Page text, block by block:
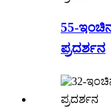
55-
ಪ್ರದರ್ಶನ